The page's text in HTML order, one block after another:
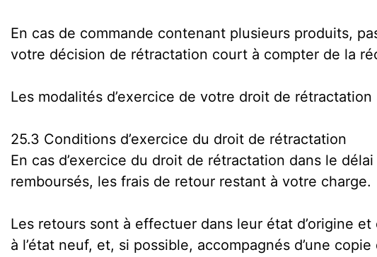
En cas de commande contenant plusieurs produits,
votre décision de rétractation court à compter de la
Les modalités d’exercice de votre droit de
25.3 Conditions d’exercice du droit de rétractation
En cas d’exercice du droit de rétractation dans le
remboursés, les frais de retour restant à votre charge.
Les retours sont à effectuer dans leur état d’origine
à l’état neuf, et, si possible, accompagnés d’une